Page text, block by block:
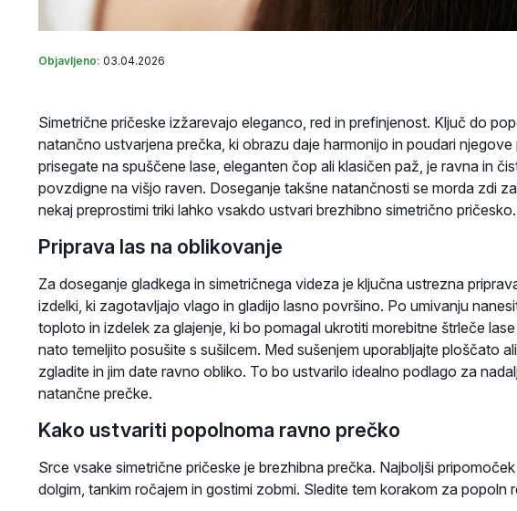
Objavljeno: 03.04.2026
Simetrične pričeske izžarevajo eleganco, red in prefinjenost. Ključ do
natančno ustvarjena prečka, ki obrazu daje harmonijo in poudari
prisegate na spuščene lase, eleganten čop ali klasičen paž, je ravna in
povzdigne na višjo raven. Doseganje takšne natančnosti se morda zdi
nekaj preprostimi triki lahko vsakdo ustvari brezhibno simetrično pričesko.
Priprava las na oblikovanje
Za doseganje gladkega in simetričnega videza je ključna ustrezna
izdelki, ki zagotavljajo vlago in gladijo lasno površino. Po umivanju
toploto in izdelek za glajenje, ki bo pomagal ukrotiti morebitne štrleče
nato temeljito posušite s sušilcem. Med sušenjem uporabljajte ploščato
zgladite in jim date ravno obliko. To bo ustvarilo idealno podlago za
natančne prečke.
Kako ustvariti popolnoma ravno prečko
Srce vsake simetrične pričeske je brezhibna prečka. Najboljši
dolgim, tankim ročajem in gostimi zobmi. Sledite tem korakom za popoln